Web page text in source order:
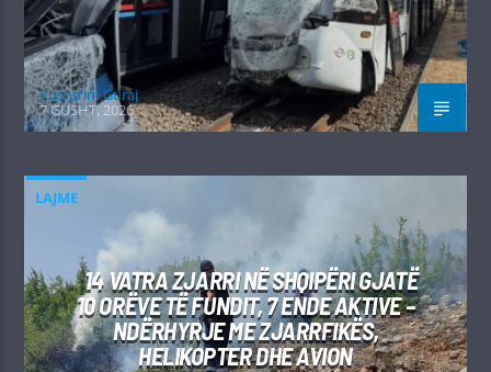
Kushtrim Guraj
7 GUSHT, 2026
LAJME
14 VATRA ZJARRI NË SHQIPËRI GJATË
10 ORËVE TË FUNDIT, 7 ENDE AKTIVE –
NDËRHYRJE ME ZJARRFIKËS,
HELIKOPTER DHE AVION